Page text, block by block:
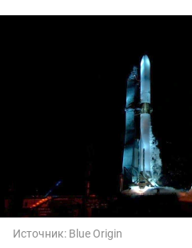
Источник: Blue Origin